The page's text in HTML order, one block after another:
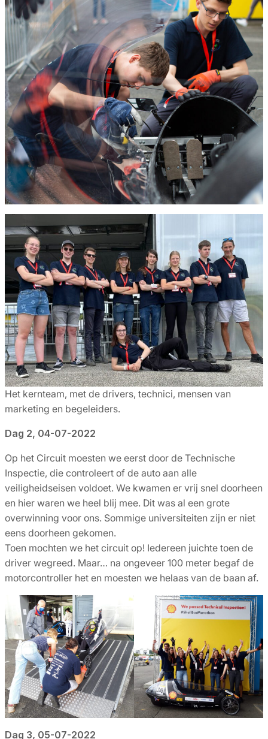
Het kernteam, met de drivers, technici, mensen van
marketing en begeleiders.
Dag 2, 04-07-2022
Op het Circuit moesten we eerst door de Technische
Inspectie, die controleert of de auto aan alle
veiligheidseisen voldoet. We kwamen er vrij snel doorheen
en hier waren we heel blij mee. Dit was al een grote
overwinning voor ons. Sommige universiteiten zijn er niet
eens doorheen gekomen.
Toen mochten we het circuit op! Iedereen juichte toen de
driver wegreed. Maar… na ongeveer 100 meter begaf de
motorcontroller het en moesten we helaas van de baan af.
Dag 3, 05-07-2022